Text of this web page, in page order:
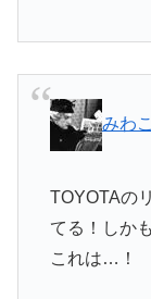
みわこ
TOYOTAの
てる！しか
これは…！